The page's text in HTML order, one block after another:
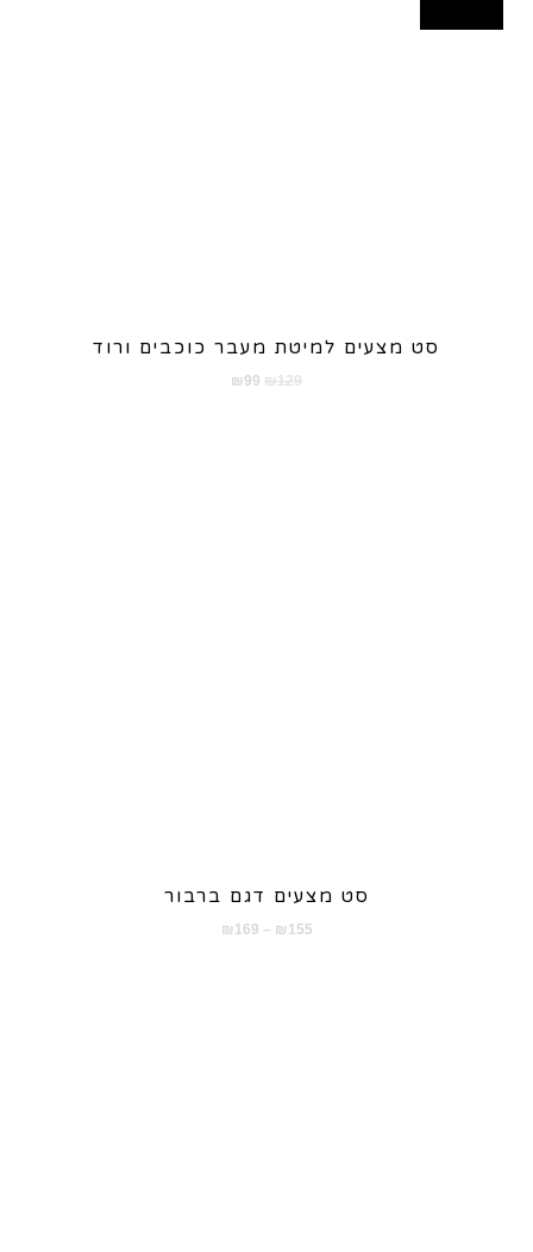
סט מצעים למיטת מעבר כוכבים ורוד
₪129
המחיר
₪ 99
סט מצעים דגם ברבור
₪ 155
–
₪ 169